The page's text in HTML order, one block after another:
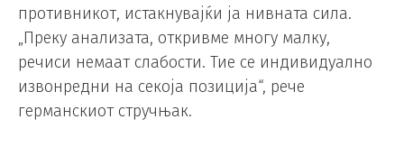
противникот, истакнувајќи ја нивната сила.
„Преку анализата, откривме многу малку,
речиси немаат слабости. Тие се индивидуално
извонредни на секоја позиција“, рече
германскиот стручњак.